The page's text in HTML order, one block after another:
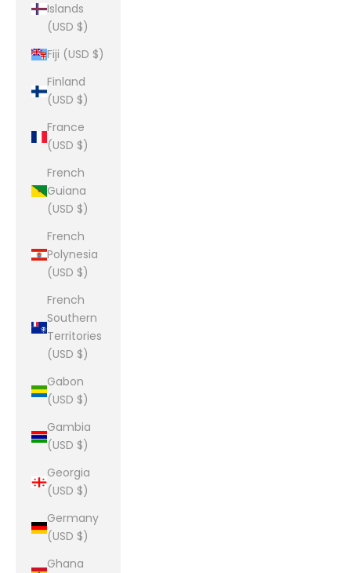
Islands
(USD $)
Fiji (USD $)
Finland
(USD $)
France
(USD $)
French
Guiana
(USD $)
French
Polynesia
(USD $)
French
Southern
Territories
(USD $)
Gabon
(USD $)
Gambia
(USD $)
Georgia
(USD $)
Germany
(USD $)
Ghana